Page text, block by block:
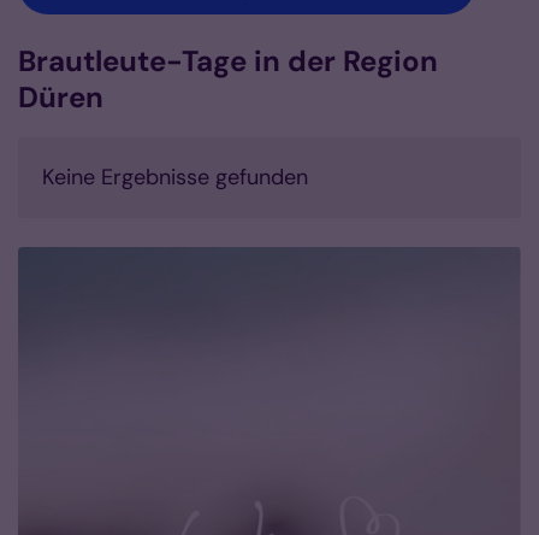
Brautleute-Tage in der Region
Düren
Keine Ergebnisse gefunden